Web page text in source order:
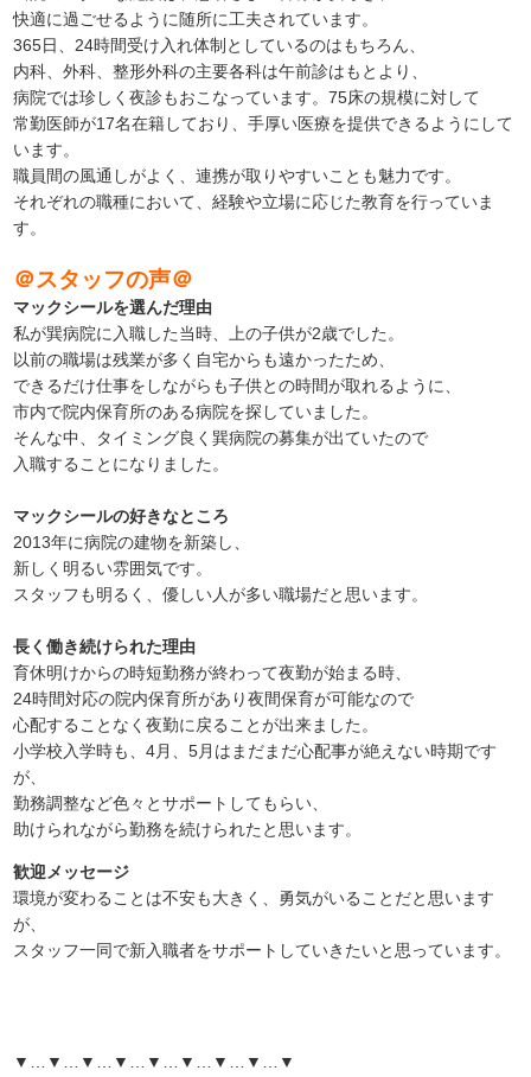
快適に過ごせるように随所に工夫されています。
365日、24時間受け入れ体制としているのはもちろん、
内科、外科、整形外科の主要各科は午前診はもとより、
病院では珍しく夜診もおこなっています。75床の規模に対して
常勤医師が17名在籍しており、手厚い医療を提供できるようにして
います。
職員間の風通しがよく、連携が取りやすいことも魅力です。
それぞれの職種において、経験や立場に応じた教育を行っていま
す。
＠スタッフの声＠
マックシールを選んだ理由
私が巽病院に入職した当時、上の子供が2歳でした。
以前の職場は残業が多く自宅からも遠かったため、
できるだけ仕事をしながらも子供との時間が取れるように、
市内で院内保育所のある病院を探していました。
そんな中、タイミング良く巽病院の募集が出ていたので
入職することになりました。
マックシールの好きなところ
2013年に病院の建物を新築し、
新しく明るい雰囲気です。
スタッフも明るく、優しい人が多い職場だと思います。
長く働き続けられた理由
育休明けからの時短勤務が終わって夜勤が始まる時、
24時間対応の院内保育所があり夜間保育が可能なので
心配することなく夜勤に戻ることが出来ました。
小学校入学時も、4月、5月はまだまだ心配事が絶えない時期です
が、
勤務調整など色々とサポートしてもらい、
助けられながら勤務を続けられたと思います。
歓迎メッセージ
環境が変わることは不安も大きく、勇気がいることだと思います
が、
スタッフ一同で新入職者をサポートしていきたいと思っています。
▼…▼…▼…▼…▼…▼…▼…▼…▼